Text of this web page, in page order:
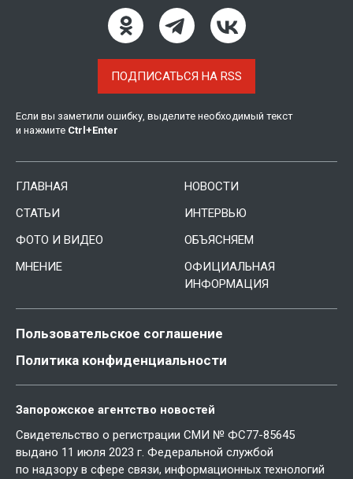
ПОДПИСАТЬСЯ НА RSS
Если вы заметили ошибку, выделите необходимый текст
и нажмите Ctrl +Enter
ГЛАВНАЯ
НОВОСТИ
СТАТЬИ
ИНТЕРВЬЮ
ФОТО И ВИДЕО
ОБЪЯСНЯЕМ
МНЕНИЕ
ОФИЦИАЛЬНАЯ
ИНФОРМАЦИЯ
Пользовательское соглашение
Политика конфиденциальности
Запорожское агентство новостей
Свидетельство о регистрации СМИ № ФС77-85645
выдано 11 июля 2023 г. Федеральной службой
по надзору в сфере связи, информационных технологий